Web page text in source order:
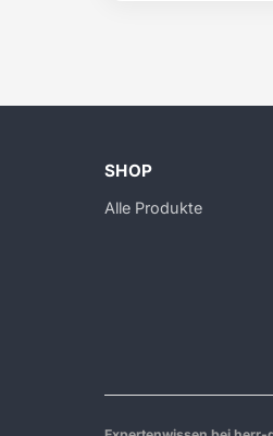
SHOP
Alle Produkte